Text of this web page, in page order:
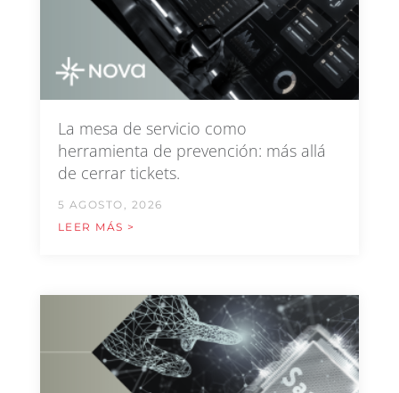
La mesa de servicio como
herramienta de prevención: más allá
de cerrar tickets.
5 AGOSTO, 2026
LEER MÁS >